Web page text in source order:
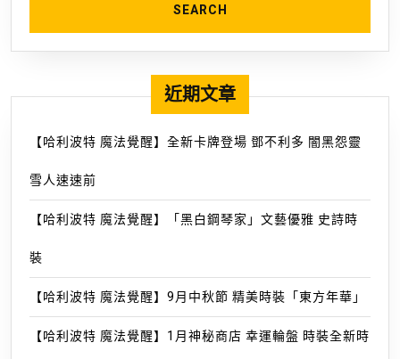
「亞
丁」
與
新
職
業
劍」
今
動
事
前
近期文章
【哈利波特 魔法覺醒】全新卡牌登場 鄧不利多 闇黑怨靈
雪人速速前
【哈利波特 魔法覺醒】「黑白鋼琴家」文藝優雅 史詩時
裝
【哈利波特 魔法覺醒】9月中秋節 精美時裝「東方年華」
【哈利波特 魔法覺醒】1月神秘商店 幸運輪盤 時裝全新時